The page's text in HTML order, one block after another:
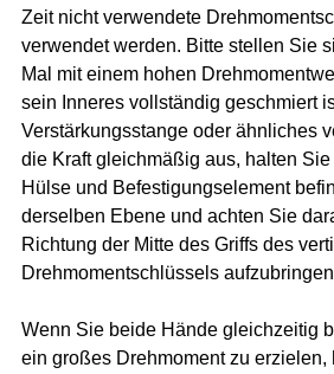
Zeit nicht verwendete
verwendet werden. Bitte stellen Sie
Mal mit einem hohen
sein Inneres vollständig geschmiert
Verstärkungsstange oder ähnliches
die Kraft gleichmäßig aus, halten
Hülse und Befestigungselement
derselben Ebene und achten Sie
Richtung der Mitte des Griffs des
Drehmomentschlüssels
Wenn Sie beide Hände gleichzeitig
ein großes Drehmoment zu erzielen,